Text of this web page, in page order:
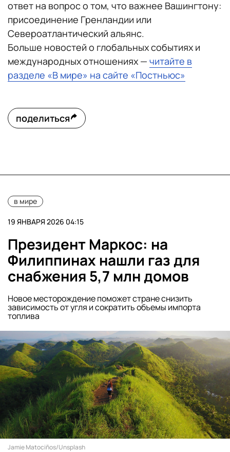
ответ на вопрос о том, что важнее Вашингтону:
присоединение Гренландии или
Североатлантический альянс.
Больше новостей о глобальных событиях и
международных отношениях — читайте в
разделе «В мире» на сайте «Постньюс»
поделиться
в мире
19 ЯНВАРЯ 2026 04:15
Президент Маркос: на
Филиппинах нашли газ для
снабжения 5,7 млн домов
Новое месторождение поможет стране снизить
зависимость от угля и сократить объемы импорта
топлива
Jamie Matociños/Unsplash